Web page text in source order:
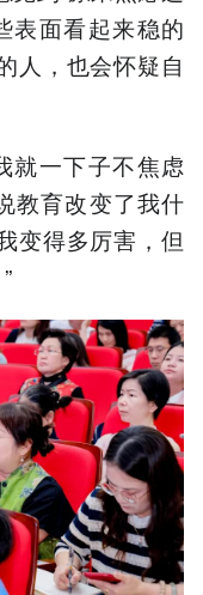
表面看起来稳的
人，也会怀疑自
就一下子不焦虑
教育改变了我什
变得多厉害，但